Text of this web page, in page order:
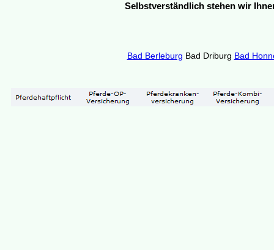
Selbstverständlich stehen wir
Bad Berleburg Bad Driburg Bad